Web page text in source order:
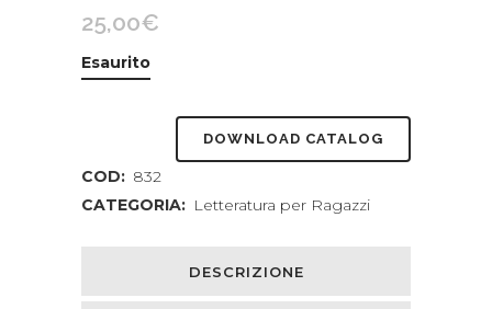
25,00€
Esaurito
DOWNLOAD CATALOG
COD: 832
CATEGORIA: Letteratura per Ragazzi
DESCRIZIONE